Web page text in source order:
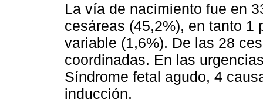
La vía de nacimiento fue en
cesáreas (45,2%), en tanto 1
variable (1,6%). De las 28
coordinadas. En las
Síndrome fetal agudo, 4
inducción.